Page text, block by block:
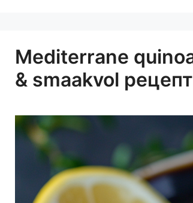
Mediterrane
& smaakvol рецепт